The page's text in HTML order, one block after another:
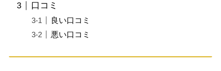
口コミ
良い口コミ
悪い口コミ